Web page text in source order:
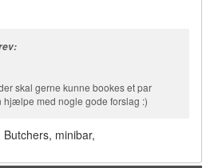
skal gerne kunne bookes et par
hjælpe med nogle gode forslag :)
minibar,